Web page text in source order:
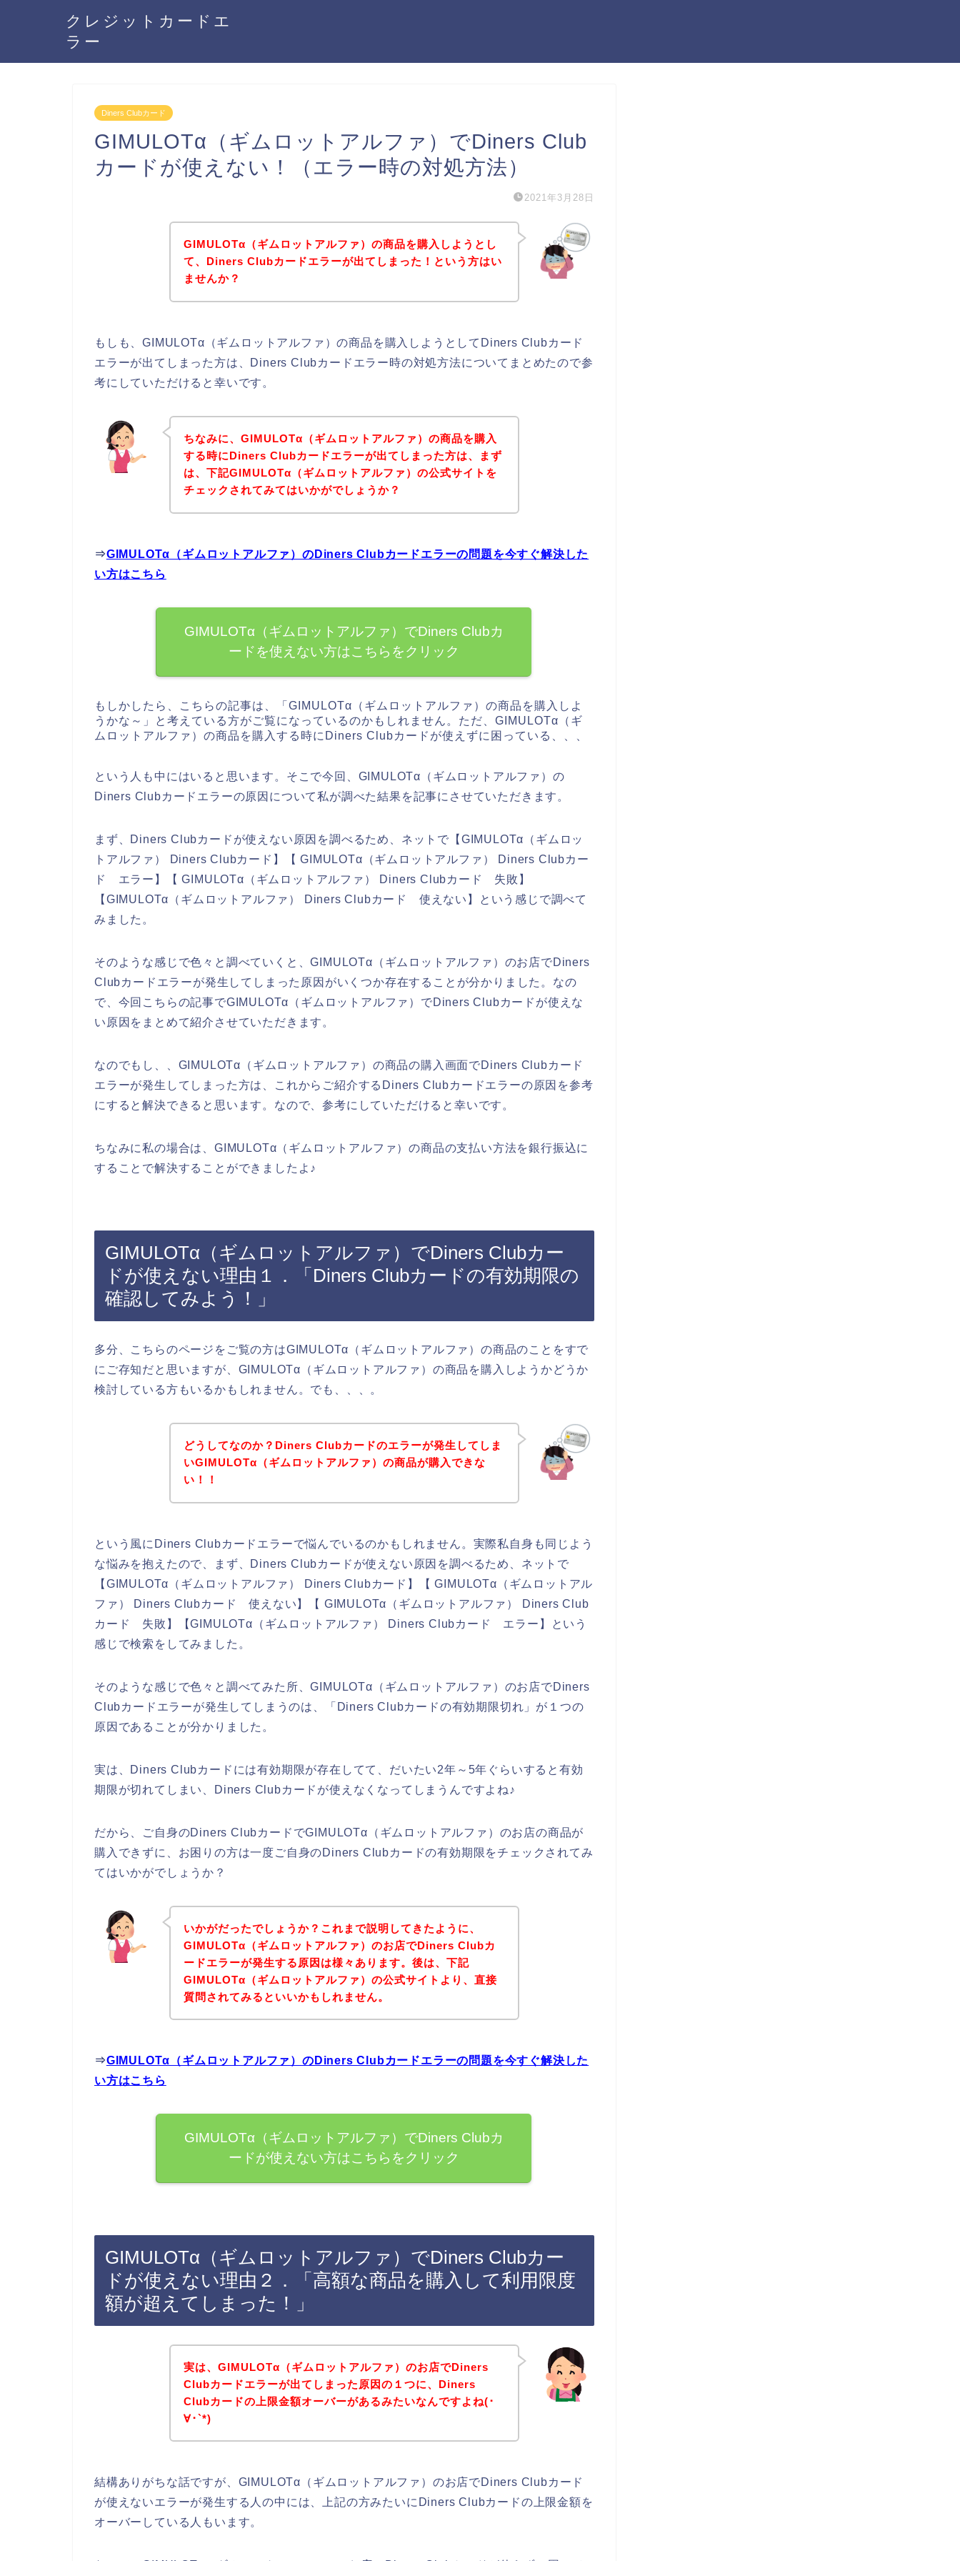
クレジットカードエ
ラー
Diners Clubカード
GIMULOTα（ギムロットアルファ）でDiners Club
カードが使えない！（エラー時の対処方法）
2021年3月28日
GIMULOTα（ギムロットアルファ）の商品を購入しようとし
て、Diners Clubカードエラーが出てしまった！という方はい
ませんか？
もしも、GIMULOTα（ギムロットアルファ）の商品を購入しようとしてDiners Clubカード
エラーが出てしまった方は、Diners Clubカードエラー時の対処方法についてまとめたので参
考にしていただけると幸いです。
ちなみに、GIMULOTα（ギムロットアルファ）の商品を購入
する時にDiners Clubカードエラーが出てしまった方は、まず
は、下記GIMULOTα（ギムロットアルファ）の公式サイトを
チェックされてみてはいかがでしょうか？
⇒GIMULOTα（ギムロットアルファ）のDiners Clubカードエラーの問題を今すぐ解決した
い方はこちら
GIMULOTα（ギムロットアルファ）でDiners Clubカ
ードを使えない方はこちらをクリック
もしかしたら、こちらの記事は、「GIMULOTα（ギムロットアルファ）の商品を購入しよ
うかな～」と考えている方がご覧になっているのかもしれません。ただ、GIMULOTα（ギ
ムロットアルファ）の商品を購入する時にDiners Clubカードが使えずに困っている、、、
という人も中にはいると思います。そこで今回、GIMULOTα（ギムロットアルファ）の
Diners Clubカードエラーの原因について私が調べた結果を記事にさせていただきます。
まず、Diners Clubカードが使えない原因を調べるため、ネットで【GIMULOTα（ギムロッ
トアルファ） Diners Clubカード】【 GIMULOTα（ギムロットアルファ） Diners Clubカー
ド エラー】【 GIMULOTα（ギムロットアルファ） Diners Clubカード 失敗】
【GIMULOTα（ギムロットアルファ） Diners Clubカード 使えない】という感じで調べて
みました。
そのような感じで色々と調べていくと、GIMULOTα（ギムロットアルファ）のお店でDiners
Clubカードエラーが発生してしまった原因がいくつか存在することが分かりました。なの
で、今回こちらの記事でGIMULOTα（ギムロットアルファ）でDiners Clubカードが使えな
い原因をまとめて紹介させていただきます。
なのでもし、、GIMULOTα（ギムロットアルファ）の商品の購入画面でDiners Clubカード
エラーが発生してしまった方は、これからご紹介するDiners Clubカードエラーの原因を参考
にすると解決できると思います。なので、参考にしていただけると幸いです。
ちなみに私の場合は、GIMULOTα（ギムロットアルファ）の商品の支払い方法を銀行振込に
することで解決することができましたよ♪
GIMULOTα（ギムロットアルファ）でDiners Clubカー
ドが使えない理由１．「Diners Clubカードの有効期限の
確認してみよう！」
多分、こちらのページをご覧の方はGIMULOTα（ギムロットアルファ）の商品のことをすで
にご存知だと思いますが、GIMULOTα（ギムロットアルファ）の商品を購入しようかどうか
検討している方もいるかもしれません。でも、、、。
どうしてなのか？Diners Clubカードのエラーが発生してしま
いGIMULOTα（ギムロットアルファ）の商品が購入できな
い！！
という風にDiners Clubカードエラーで悩んでいるのかもしれません。実際私自身も同じよう
な悩みを抱えたので、まず、Diners Clubカードが使えない原因を調べるため、ネットで
【GIMULOTα（ギムロットアルファ） Diners Clubカード】【 GIMULOTα（ギムロットアル
ファ） Diners Clubカード 使えない】【 GIMULOTα（ギムロットアルファ） Diners Club
カード 失敗】【GIMULOTα（ギムロットアルファ） Diners Clubカード エラー】という
感じで検索をしてみました。
そのような感じで色々と調べてみた所、GIMULOTα（ギムロットアルファ）のお店でDiners
Clubカードエラーが発生してしまうのは、「Diners Clubカードの有効期限切れ」が１つの
原因であることが分かりました。
実は、Diners Clubカードには有効期限が存在してて、だいたい2年～5年ぐらいすると有効
期限が切れてしまい、Diners Clubカードが使えなくなってしまうんですよね♪
だから、ご自身のDiners ClubカードでGIMULOTα（ギムロットアルファ）のお店の商品が
購入できずに、お困りの方は一度ご自身のDiners Clubカードの有効期限をチェックされてみ
てはいかがでしょうか？
いかがだったでしょうか？これまで説明してきたように、
GIMULOTα（ギムロットアルファ）のお店でDiners Clubカ
ードエラーが発生する原因は様々あります。後は、下記
GIMULOTα（ギムロットアルファ）の公式サイトより、直接
質問されてみるといいかもしれません。
⇒GIMULOTα（ギムロットアルファ）のDiners Clubカードエラーの問題を今すぐ解決した
い方はこちら
GIMULOTα（ギムロットアルファ）でDiners Clubカ
ードが使えない方はこちらをクリック
GIMULOTα（ギムロットアルファ）でDiners Clubカー
ドが使えない理由２．「高額な商品を購入して利用限度
額が超えてしまった！」
実は、GIMULOTα（ギムロットアルファ）のお店でDiners
Clubカードエラーが出てしまった原因の１つに、Diners
Clubカードの上限金額オーバーがあるみたいなんですよね(･
∀･`*)
結構ありがちな話ですが、GIMULOTα（ギムロットアルファ）のお店でDiners Clubカード
が使えないエラーが発生する人の中には、上記の方みたいにDiners Clubカードの上限金額を
オーバーしている人もいます。